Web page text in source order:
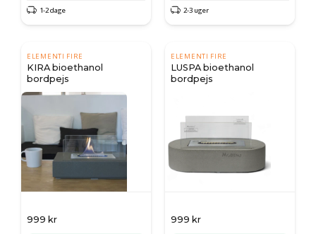
1-2 dage 2-3 uger
ELEMENTI FIRE
KIRA bioethanol
bordpejs
999 kr
ELEMENTI FIRE
LUSPA bioethanol
bordpejs
999 kr